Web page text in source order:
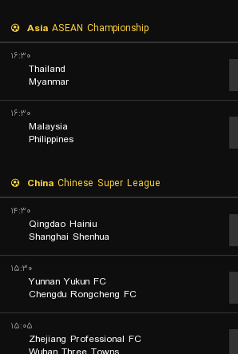
Asia ASEAN Championship
۱۶:۳۰
Thailand
Myanmar
۱۶:۳۰
Malaysia
Philippines
China Chinese Super League
۱۴:۳۰
Qingdao Hainiu
Shanghai Shenhua
۱۵:۳۰
Yunnan Yukun FC
Chengdu Rongcheng FC
۱۵:۰۵
Zhejiang Professional FC